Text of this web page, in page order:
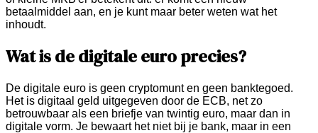
betaalmiddel aan, en je kunt maar beter weten wat het
inhoudt.
Wat is de digitale euro precies?
De digitale euro is geen cryptomunt en geen banktegoed.
Het is digitaal geld uitgegeven door de ECB, net zo
betrouwbaar als een briefje van twintig euro, maar dan in
digitale vorm. Je bewaart het niet bij je bank, maar in een